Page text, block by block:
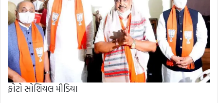
ફોટો સોશિયલ મીડિયા